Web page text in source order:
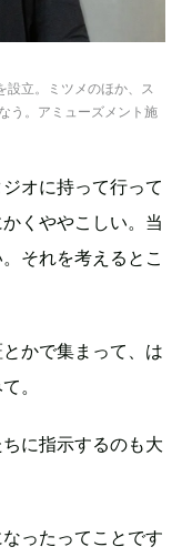
立。ミツメのほか、ス
う。アミューズメント施
オに持って行って
くややこしい。当
それを考えるとこ
かで集まって、は
。
に指示するのも大
ったってことです